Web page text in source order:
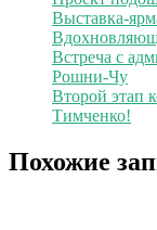
Выставка-
Встреча с
Рошни-Чу
Второй этап
Тимченко!
Похожие